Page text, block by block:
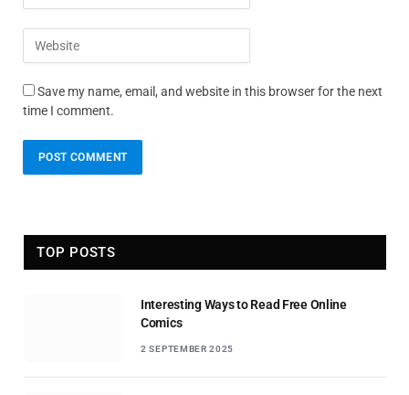
Save my name, email, and website in this browser for the next
time I comment.
TOP POSTS
Interesting Ways to Read Free Online
Comics
2 SEPTEMBER 2025